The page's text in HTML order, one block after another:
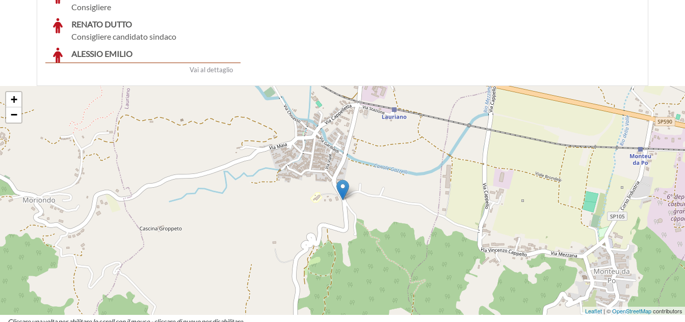
Consigliere
RENATO DUTTO
Consigliere candidato sindaco
ALESSIO EMILIO
Consigliere
RICCARDO FERRERO
Consigliere
SABINO FUSCO
Consigliere
FELICE POLLINO
Consigliere
STEFANO RAMETTA
Consigliere
MARIA CRISTINA TURINETTI
Consigliere
Vai al dettaglio
+
−
Leaflet | ©OpenStreetMapcontributors